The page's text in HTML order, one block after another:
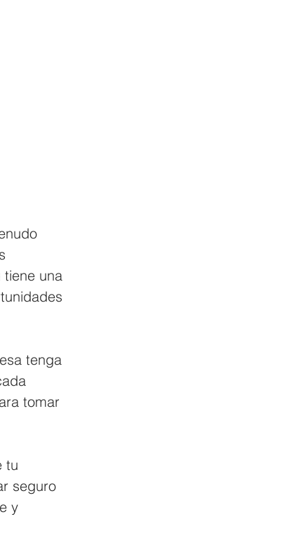
una
tenga
tomar
tu
seguro
y